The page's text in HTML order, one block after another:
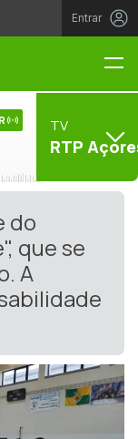
Entrar
TV
RTP
do
que se
A